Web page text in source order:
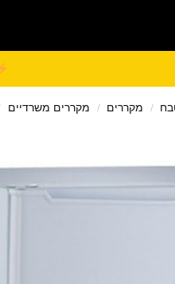
/ מקררים / מקררים משרדיים